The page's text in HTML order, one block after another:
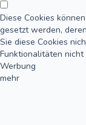
Diese Cookies
gesetzt werden,
Sie diese Cookies
Funktionalitäten
Werbung
mehr